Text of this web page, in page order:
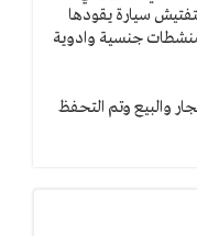
سيارة يقودها
مخدر و 3960 قرص منشطات جنسية وادوية
والبيع وتم التحفظ